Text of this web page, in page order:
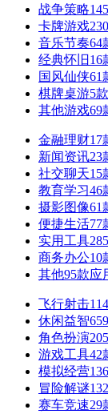
战争策略
卡牌游戏
音乐节奏64
经典怀旧 16
国风仙侠61
棋牌桌游5
其他游戏69
金融理财17
新闻资讯23
社交聊天15
教育学习46
摄影图像61
便捷生活77
实用工具
商务办公10
其他95款应
飞行射击
休闲益智
角色扮演
游戏工具42
模拟经营
冒险解谜
赛车竞速29